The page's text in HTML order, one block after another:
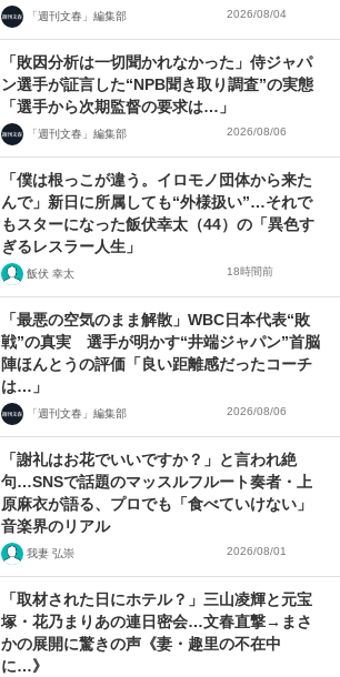
「週刊文春」編集部 2026/08/04
「敗因分析は一切聞かれなかった」侍ジャパ
ン選手が証言した“NPB聞き取り調査”の実態
「選手から次期監督の要求は…」
「週刊文春」編集部 2026/08/06
「僕は根っこが違う。イロモノ団体から来た
んで」新日に所属しても“外様扱い”…それで
もスターになった飯伏幸太（44）の「異色す
ぎるレスラー人生」
飯伏 幸太 18時間前
「最悪の空気のまま解散」WBC日本代表“敗
戦”の真実 選手が明かす“井端ジャパン”首脳
陣ほんとうの評価「良い距離感だったコーチ
は…」
「週刊文春」編集部 2026/08/06
「謝礼はお花でいいですか？」と言われ絶
句…SNSで話題のマッスルフルート奏者・上
原麻衣が語る、プロでも「食べていけない」
音楽界のリアル
我妻 弘崇 2026/08/01
「取材された日にホテル？」三山凌輝と元宝
塚・花乃まりあの連日密会…文春直撃→まさ
かの展開に驚きの声《妻・趣里の不在中
に…》